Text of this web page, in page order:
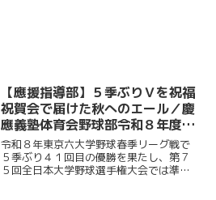
【應援指導部】５季ぶりＶを祝福
祝賀会で届けた秋へのエール／慶
應義塾体育会野球部令和８年度東
京六大学野球春季リーグ戦優勝
祝賀会～後編～
令和８年東京六大学野球春季リーグ戦で
５季ぶり４１回目の優勝を果たし、第７
５回全日本大学野球選手権大会では準優